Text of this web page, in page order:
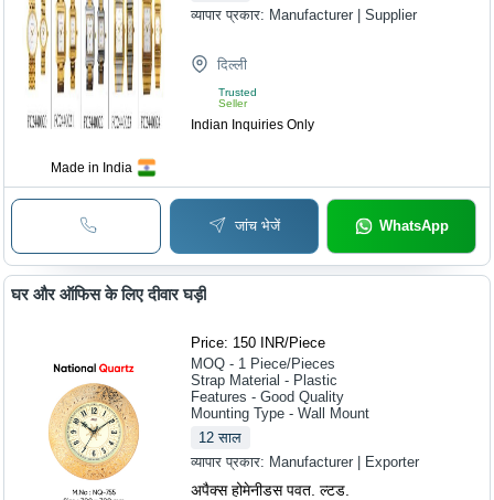
Made in India
व्यापार प्रकार: Manufacturer | Supplier
दिल्ली
Trusted
Seller
Indian Inquiries Only
जांच भेजें WhatsApp
घर और ऑफिस के लिए दीवार घड़ी
Price: 150 INR/Piece
MOQ - 1 Piece/Pieces
Strap Material - Plastic
Features - Good Quality
Mounting Type - Wall Mount
12 साल
व्यापार प्रकार: Manufacturer | Exporter
अपैक्स होमेनीडस पवत. ल्टड.